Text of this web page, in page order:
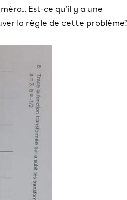
Est-ce qu'il y a une
la règle de cette